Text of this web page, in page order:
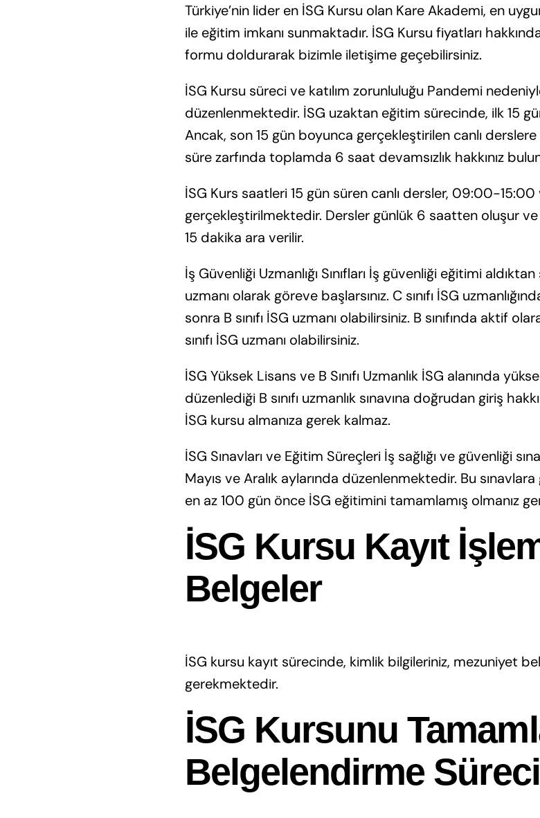
Türkiye’nin lider en İSG Kursu olan Kare Akademi, en
ile eğitim imkanı sunmaktadır. İSG Kursu fiyatları
formu doldurarak bizimle iletişime geçebilirsiniz.
İSG Kursu süreci ve katılım zorunluluğu Pandemi
düzenlenmektedir. İSG uzaktan eğitim sürecinde, ilk 15
Ancak, son 15 gün boyunca gerçekleştirilen canlı
süre zarfında toplamda 6 saat devamsızlık hakkınız
İSG Kurs saatleri 15 gün süren canlı dersler, 09:00-
gerçekleştirilmektedir. Dersler günlük 6 saatten oluşur
15 dakika ara verilir.
İş Güvenliği Uzmanlığı Sınıfları İş güvenliği eğitimi
uzmanı olarak göreve başlarsınız. C sınıfı İSG
sonra B sınıfı İSG uzmanı olabilirsiniz. B sınıfında aktif
sınıfı İSG uzmanı olabilirsiniz.
İSG Yüksek Lisans ve B Sınıfı Uzmanlık İSG alanında
düzenlediği B sınıfı uzmanlık sınavına doğrudan giriş hakkı
İSG kursu almanıza gerek kalmaz.
İSG Sınavları ve Eğitim Süreçleri İş sağlığı ve güvenliği
Mayıs ve Aralık aylarında düzenlenmektedir. Bu
en az 100 gün önce İSG eğitimini tamamlamış olmanız
İSG Kursu Kayıt
Belgeler
İSG kursu kayıt sürecinde, kimlik bilgileriniz, mezuniyet
gerekmektedir.
İSG Kursunu
Belgelendirme Süreci